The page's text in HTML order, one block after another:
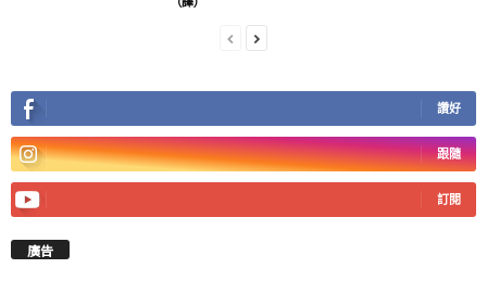
讚好
跟隨
訂閱
廣告